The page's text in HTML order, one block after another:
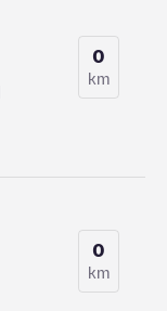
0
km
0
km